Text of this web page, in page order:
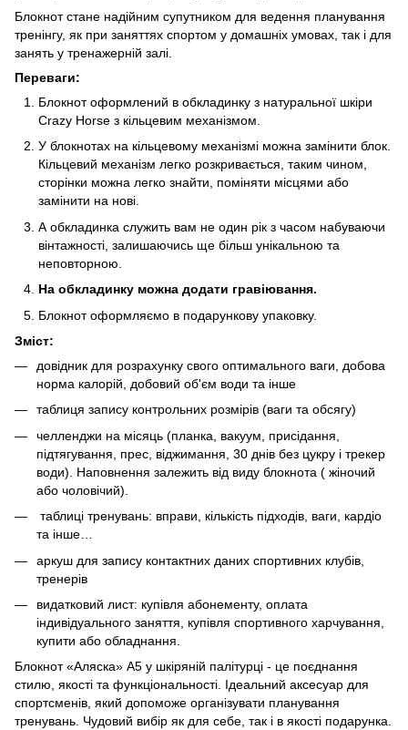
Блокнот стане надійним супутником для ведення планування
тренінгу, як при заняттях спортом у домашніх умовах, так і для
занять у тренажерній залі.
Переваги:
Блокнот оформлений в обкладинку з натуральної шкіри
Crazy Horse з кільцевим механізмом.
У блокнотах на кільцевому механізмі можна замінити блок.
Кільцевий механізм легко розкривається, таким чином,
сторінки можна легко знайти, поміняти місцями або
замінити на нові.
А обкладинка служить вам не один рік з часом набуваючи
вінтажності, залишаючись ще більш унікальною та
неповторною.
На обкладинку можна додати гравіювання.
Блокнот оформляємо в подарункову упаковку.
Зміст:
довідник для розрахунку свого оптимального ваги, добова
норма калорій, добовий об'єм води та інше
таблиця запису контрольних розмірів (ваги та обсягу)
челленджи на місяць (планка, вакуум, присідання,
підтягування, прес, віджимання, 30 днів без цукру і трекер
води). Наповнення залежить від виду блокнота ( жіночий
або чоловічий).
таблиці тренувань: вправи, кількість підходів, ваги, кардіо
та інше…
аркуш для запису контактних даних спортивних клубів,
тренерів
видатковий лист: купівля абонементу, оплата
індивідуального заняття, купівля спортивного харчування,
купити або обладнання.
Блокнот «Аляска» А5 у шкіряній палітурці - це поєднання
стилю, якості та функціональності. Ідеальний аксесуар для
спортсменів, який допоможе організувати планування
тренувань. Чудовий вибір як для себе, так і в якості подарунка.